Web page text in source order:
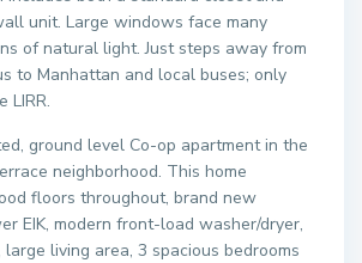
unit. Large windows face many
of natural light. Just steps away from
to Manhattan and local buses; only
LIRR.
ground level Co-op apartment in the
neighborhood. This home
floors throughout, brand new
EIK, modern front-load washer/dryer,
living area, 3 spacious bedrooms